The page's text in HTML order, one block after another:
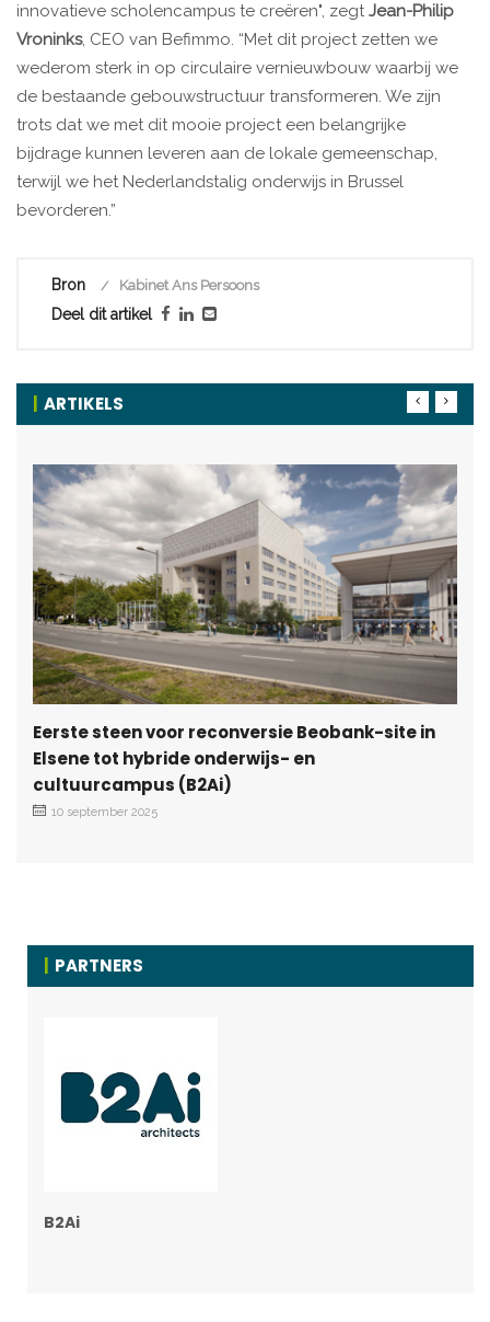
innovatieve scholencampus te creëren", zegtJean-Philip
Vroninks, CEO van Befimmo. “Met dit project zetten we
wederom sterk in op circulaire vernieuwbouw waarbij we
de bestaande gebouwstructuur transformeren. We zijn
trots dat we met dit mooie project een belangrijke
bijdrage kunnen leveren aan de lokale gemeenschap,
terwijl we het Nederlandstalig onderwijs in Brussel
bevorderen.”
Bron Kabinet Ans Persoons
Deel dit artikel
ARTIKELS
Eerste steen voor reconversie Beobank-site in
Elsene tot hybride onderwijs- en
cultuurcampus (B2Ai)
10 september 2025
PARTNERS
B2Ai